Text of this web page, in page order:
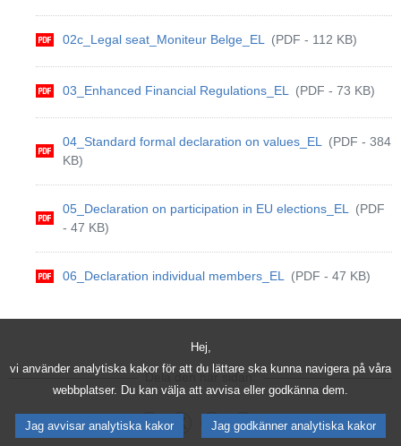
Hej,
vi använder analytiska kakor för att du lättare ska kunna navigera på våra
webbplatser. Du kan välja att avvisa eller godkänna dem.
Jag avvisar analytiska kakor Jag godkänner analytiska kakor
02c_Legal seat_Moniteur Belge_EL (PDF - 112 KB)
03_Enhanced Financial Regulations_EL (PDF - 73 KB)
04_Standard formal declaration on values_EL
(PDF - 384
KB)
05_Declaration on participation in EU elections_EL
(PDF
- 47 KB)
06_Declaration individual members_EL (PDF - 47 KB)
Dela den här sidan:
Dela på Facebook
Dela på XDela denna sida på LinkedIn
Dela denna sida på